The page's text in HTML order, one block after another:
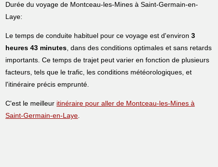
Durée du voyage de Montceau-les-Mines à Saint-Germain-en-
Laye:
Le temps de conduite habituel pour ce voyage est d'environ3
heures 43 minutes, dans des conditions optimales et sans retards
importants. Ce temps de trajet peut varier en fonction de plusieurs
facteurs, tels que le trafic, les conditions météorologiques, et
l'itinéraire précis emprunté.
C'est le meilleur itinéraire pour aller de Montceau-les-Mines à
Saint-Germain-en-Laye.